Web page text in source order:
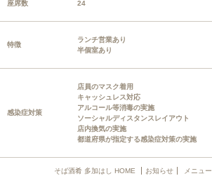
座席数 24
特徴
ランチ営業あり
半個室あり
感染症対策
店員のマスク着用
キャッシュレス対応
アルコール等消毒の実施
ソーシャルディスタンスレイアウト
店内換気の実施
都道府県が指定する感染症対策の実施
そば酒肴 多加はし HOME お知らせ メニュー